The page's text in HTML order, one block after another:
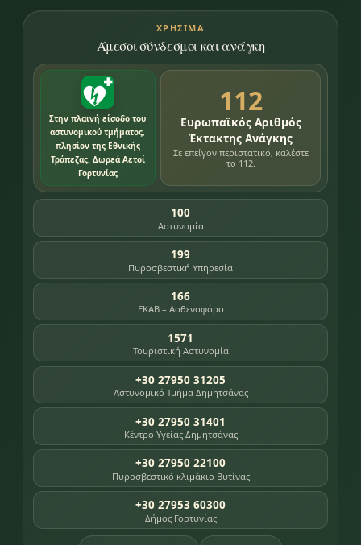
ΧΡΉΣΙΜΑ
Άμεσοι σύνδεσμοι και ανάγκη
Στην πλαινή είσοδο του
αστυνομικού τμήματος,
πλησίον της Εθνικής
Τράπεζας. Δωρεά Αετοί
Γορτυνίας
112
Ευρωπαϊκός Αριθμός
Έκτακτης Ανάγκης
Σε επείγον περιστατικό, καλέστε
το 112.
100
Αστυνομία
199
Πυροσβεστική Υπηρεσία
166
ΕΚΑΒ – Ασθενοφόρο
1571
Τουριστική Αστυνομία
+30 27950 31205
Αστυνομικό Τμήμα Δημητσάνας
+30 27950 31401
Κέντρο Υγείας Δημητσάνας
+30 27950 22100
Πυροσβεστικό κλιμάκιο Βυτίνας
+30 27953 60300
Δήμος Γορτυνίας